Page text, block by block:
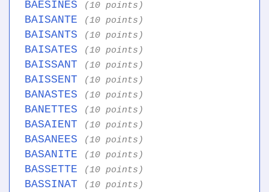
BAESINES (10 points)
BAISANTE (10 points)
BAISANTS (10 points)
BAISATES (10 points)
BAISSANT (10 points)
BAISSENT (10 points)
BANASTES (10 points)
BANETTES (10 points)
BASAIENT (10 points)
BASANEES (10 points)
BASANITE (10 points)
BASSETTE (10 points)
BASSINAT (10 points)